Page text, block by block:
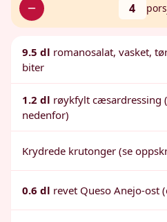
4
9.5 dl romanosalat, vasket,
biter
1.2 dl røykfylt cæsardressing
nedenfor)
Krydrede krutonger (se
0.6 dl revet Queso Anejo-ost